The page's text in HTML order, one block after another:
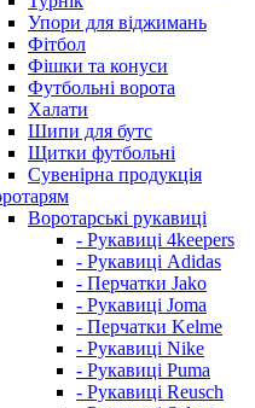
Упори для віджимань
Фітбол
Фішки та конуси
Футбольні ворота
Халати
Шипи для бутс
Щитки футбольні
Сувенірна продукція
Воротарські рукавиці
- Рукавиці 4keepers
- Рукавиці Adidas
- Перчатки Jako
- Рукавиці Joma
- Перчатки Kelme
- Рукавиці Nike
- Рукавиці Puma
- Рукавиці Reusch